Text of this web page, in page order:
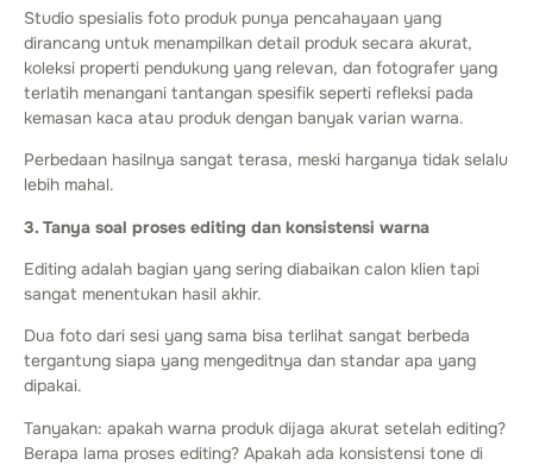
Studio spesialis foto produk punya pencahayaan yang
dirancang untuk menampilkan detail produk secara akurat,
koleksi properti pendukung yang relevan, dan fotografer yang
terlatih menangani tantangan spesifik seperti refleksi pada
kemasan kaca atau produk dengan banyak varian warna.
Perbedaan hasilnya sangat terasa, meski harganya tidak selalu
lebih mahal.
3. Tanya soal proses editing dan konsistensi warna
Editing adalah bagian yang sering diabaikan calon klien tapi
sangat menentukan hasil akhir.
Dua foto dari sesi yang sama bisa terlihat sangat berbeda
tergantung siapa yang mengeditnya dan standar apa yang
dipakai.
Tanyakan: apakah warna produk dijaga akurat setelah editing?
Berapa lama proses editing? Apakah ada konsistensi tone di